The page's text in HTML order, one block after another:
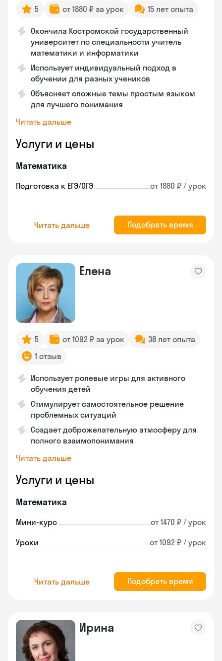
5 от 1880 ₽ за урок 15 лет опыта
Окончила Костромской государственный
университет по специальности учитель
математики и информатики
Использует индивидуальный подход в
обучении для разных учеников
Объясняет сложные темы простым языком
для лучшего понимания
Читать дальше
Услуги и цены
Математика
Подготовка к ЕГЭ/ОГЭ от 1880 ₽ / урок
Читать дальше Подобрать время
Елена
5 от 1092 ₽ за урок
38 лет опыта
1 отзыв
Использует ролевые игры для активного
обучения детей
Стимулирует самостоятельное решение
проблемных ситуаций
Создает доброжелательную атмосферу для
полного взаимопонимания
Читать дальше
Услуги и цены
Математика
Мини-курс от 1470 ₽ / урок
Уроки от 1092 ₽ / урок
Читать дальше Подобрать время
Ирина